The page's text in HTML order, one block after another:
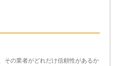
その業者がどれだけ信頼性があるか